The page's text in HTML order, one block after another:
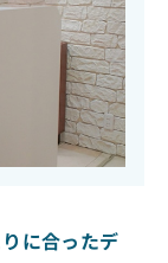
に合ったデ